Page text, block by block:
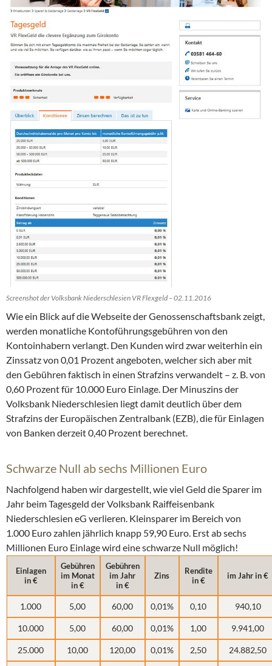
Screenshot der Volksbank Niederschlesien VR Flexgeld – 02.11.2016
Wie ein Blick auf die Webseite der Genossenschaftsbank zeigt,
werden monatliche Kontoführungsgebühren von den
Kontoinhabern verlangt. Den Kunden wird zwar weiterhin ein
Zinssatz von 0,01 Prozent angeboten, welcher sich aber mit
den Gebühren faktisch in einen Strafzins verwandelt – z. B. von
0,60 Prozent für 10.000 Euro Einlage. Der Minuszins der
Volksbank Niederschlesien liegt damit deutlich über dem
Strafzins der Europäischen Zentralbank (EZB), die für Einlagen
von Banken derzeit 0,40 Prozent berechnet.
Schwarze Null ab sechs Millionen Euro
Nachfolgend haben wir dargestellt, wie viel Geld die Sparer im
Jahr beim Tagesgeld der Volksbank Raiffeisenbank
Niederschlesien eG verlieren. Kleinsparer im Bereich von
1.000 Euro zahlen jährlich knapp 59,90 Euro. Erst ab sechs
Millionen Euro Einlage wird eine schwarze Null möglich!
Einlagen
in €
Gebühren
im Monat
in €
Gebühren
im Jahr
in €
Zins
Rendite
in €
im Jahr in €
1.000 5,00 60,00 0,01% 0,10 940,10
10.000 5,00 60,00 0,01% 1,00 9.941,00
25.000 10,00 120,00 0,01% 2,50 24.882,50